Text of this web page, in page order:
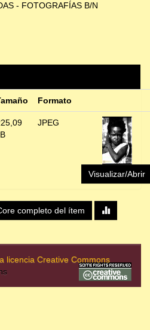
- FOTOGRAFÍAS B/N
Formato
JPEG
Visualizar/Abrir
completo del ítem
licencia Creative Commons